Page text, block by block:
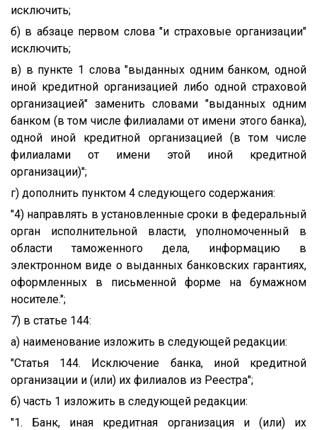
исключить;
б) в абзаце первом слова "и страховые организации"
исключить;
в) в пункте 1 слова "выданных одним банком, одной
иной кредитной организацией либо одной страховой
организацией" заменить словами "выданных одним
банком (в том числе филиалами от имени этого банка),
одной иной кредитной организацией (в том числе
филиалами от имени этой иной кредитной
организации)";
г) дополнить пунктом 4 следующего содержания:
"4) направлять в установленные сроки в федеральный
орган исполнительной власти, уполномоченный в
области таможенного дела, информацию в
электронном виде о выданных банковских гарантиях,
оформленных в письменной форме на бумажном
носителе.";
7) в статье 144:
а) наименование изложить в следующей редакции:
"Статья 144. Исключение банка, иной кредитной
организации и (или) их филиалов из Реестра";
б) часть 1 изложить в следующей редакции:
"1. Банк, иная кредитная организация и (или) их